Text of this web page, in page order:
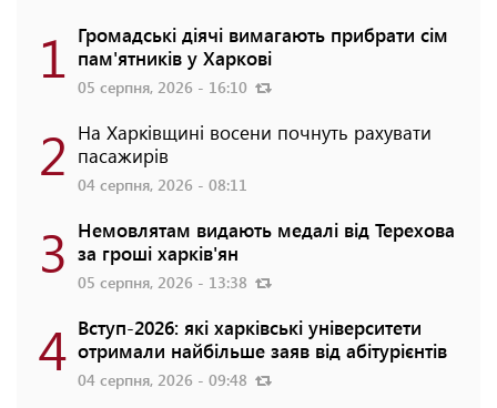
1 Громадські діячі вимагають прибрати сім
пам'ятників у Харкові
05 серпня, 2026 - 16:10
2 На Харківщині восени почнуть рахувати
пасажирів
04 серпня, 2026 - 08:11
3 Немовлятам видають медалі від Терехова
за гроші харків'ян
05 серпня, 2026 - 13:38
4 Вступ-2026: які харківські університети
отримали найбільше заяв від абітурієнтів
04 серпня, 2026 - 09:48